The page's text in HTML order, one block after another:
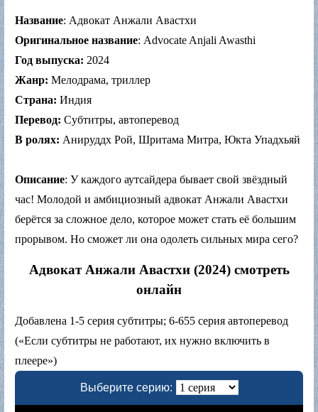
Название: Адвокат Анжали Авастхи
Оригинальное название: Advocate Anjali Awasthi
Год выпуска: 2024
Жанр: Мелодрама, триллер
Страна: Индия
Перевод: Субтитры, автоперевод
В ролях: Анируддх Рой, Шритама Митра, Юкта Упадхьяй
Описание: У каждого аутсайдера бывает свой звёздный
час! Молодой и амбициозный адвокат Анжали Авастхи
берётся за сложное дело, которое может стать её большим
прорывом. Но сможет ли она одолеть сильных мира сего?
Адвокат Анжали Авастхи (2024) смотреть
онлайн
Добавлена 1-5 серия субтитры; 6-655 серия автоперевод
(«Если субтитры не работают, их нужно включить в
плеере»)
Выберите серию: